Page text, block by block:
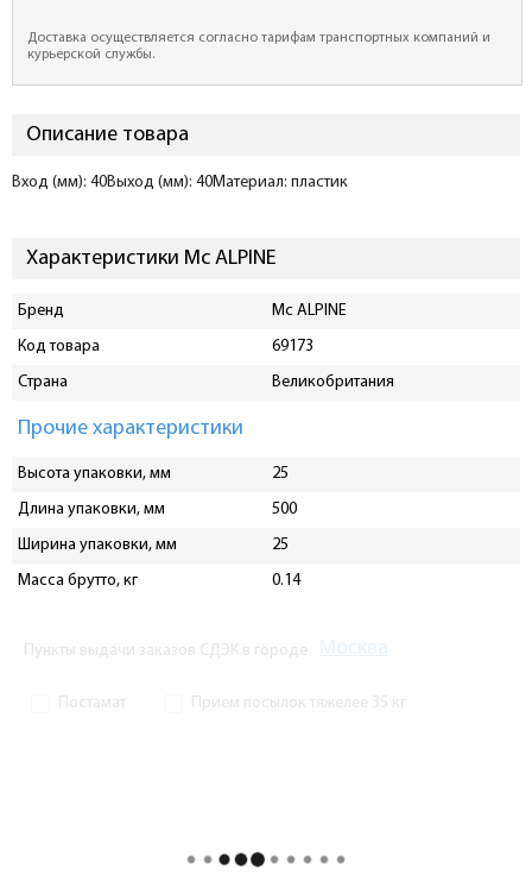
Доставка осуществляется согласно тарифам транспортных компаний и
курьерской службы.
Описание товара
Вход (мм): 40Выход (мм): 40Материал: пластик
Характеристики Mc ALPINE
Бренд
Mc ALPINE
Код товара
69173
Страна
Великобритания
Прочие характеристики
Высота упаковки, мм
25
Длина упаковки, мм
500
Ширина упаковки, мм
25
Масса брутто, кг
0.14
Пункты выдачи заказов СДЭК в городе
Постамат Прием посылок тяжелее 35 кг